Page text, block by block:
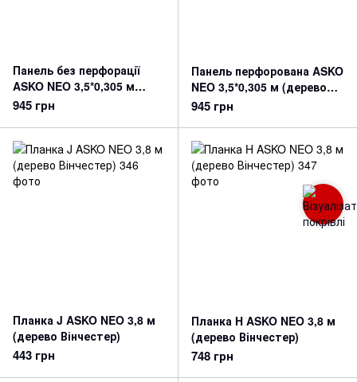
Панель без перфорації
ASKO NEO 3,5*0,305 м
(дерево Вінчестер)
945 грн
Панель перфорована ASKO
NEO 3,5*0,305 м (дерево
Вінчестер)
945 грн
Планка J ASKO NEO 3,8 м
(дерево Вінчестер)
443 грн
Планка H ASKO NEO 3,8 м
(дерево Вінчестер)
748 грн